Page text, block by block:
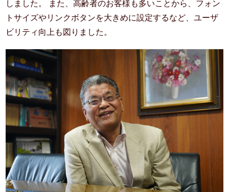
しました。 また、高齢者のお客様も多いことから、フォン
トサイズやリンクボタンを大きめに設定するなど、ユーザ
ビリティ向上も図りました。